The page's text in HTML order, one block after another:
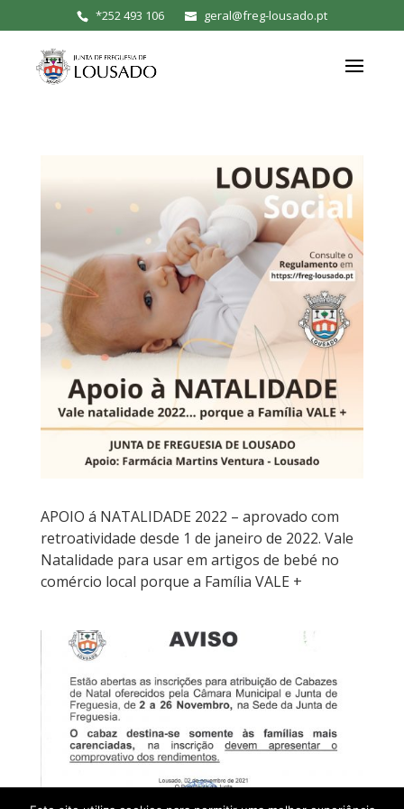
*252 493 106 geral@freg-lousado.pt
APOIO á NATALIDADE 2022 – aprovado com
retroatividade desde 1 de janeiro de 2022. Vale
Natalidade para usar em artigos de bebé no
comércio local porque a Família VALE +